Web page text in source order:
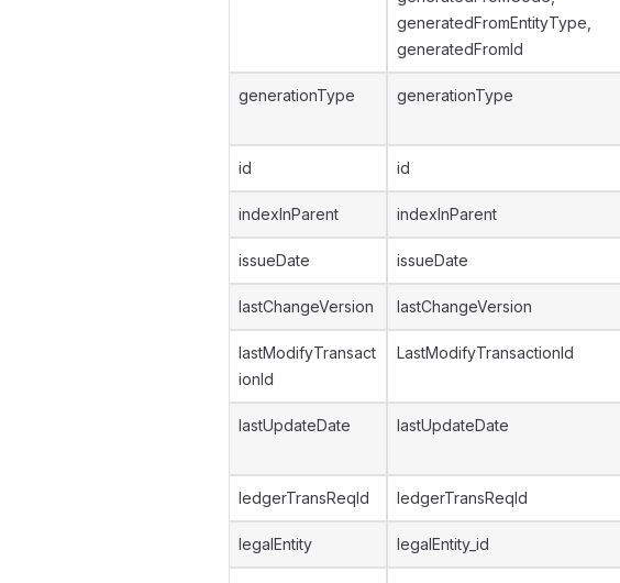
generatedFromEntityType,
generatedFromId
generationType generationType
id id
indexInParent indexInParent
issueDate issueDate
lastChangeVersion lastChangeVersion
lastModifyTransact
ionId
LastModifyTransactionId
lastUpdateDate lastUpdateDate
ledgerTransReqId ledgerTransReqId
legalEntity legalEntity_id